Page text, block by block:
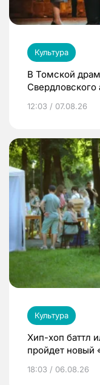
Культура
В Томской
Свердловского
12:03 / 07.08.26
Культура
Хип-хоп баттл
пройдет новый
18:03 / 06.08.26